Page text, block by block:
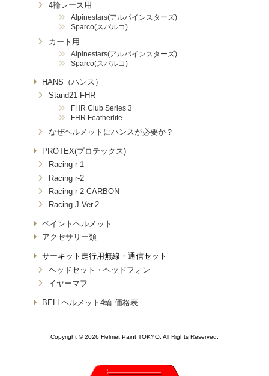
4輪レース用
Alpinestars(アルパインスターズ)
Sparco(スパルコ)
カート用
Alpinestars(アルパインスターズ)
Sparco(スパルコ)
HANS（ハンス）
Stand21 FHR
FHR Club Series 3
FHR Featherlite
なぜヘルメットにハンスが必要か？
PROTEX(プロテックス)
Racing r-1
Racing r-2
Racing r-2 CARBON
Racing J Ver.2
ペイントヘルメット
アクセサリー類
サーキット走行用無線・通信セット
ヘッドセット・ヘッドフォン
イヤーマフ
BELLヘルメット4輪 価格表
Copyright © 2026 Helmet Paint TOKYO, All Rights Reserved.